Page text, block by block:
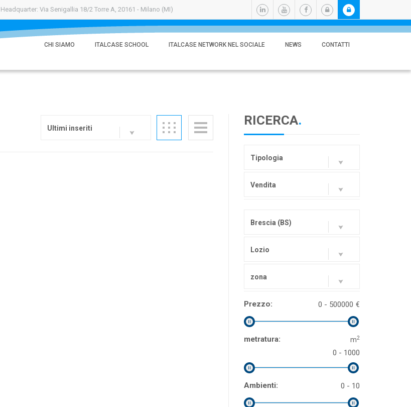
Headquarter: Via Senigallia 18/2 Torre A, 20161 - Milano (MI)
CHI SIAMO ITALCASE SCHOOL ITALCASE NETWORK NEL SOCIALE NEWS CONTATTI
Ultimi inseriti
RICERCA.
Tipologia
Vendita
Brescia (BS)
Lozio
zona
Prezzo: €
0 - 500000
metratura: m2
0 - 1000
Ambienti: 0 - 10